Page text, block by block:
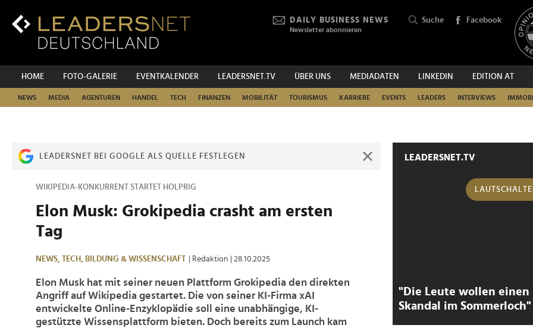
Inhalt
DAILY BUSINESS NEWS
Newsletter abonnieren
Suche Facebook
HOME FOTO-GALERIE EVENTKALENDER LEADERSNET.TV ÜBER UNS MEDIADATEN LINKEDIN EDITION AT
NEWS MEDIA AGENTUREN HANDEL TECH FINANZEN MOBILITÄT TOURISMUS KARRIERE EVENTS LEADERS INTERVIEWS
SUCHEN
LEADERSNET BEI GOOGLE ALS QUELLE FESTLEGEN
WIKIPEDIA-KONKURRENT STARTET HOLPRIG
Elon Musk: Grokipedia crasht am ersten
Tag
NEWS, TECH, BILDUNG & WISSENSCHAFT | Redaktion | 28.10.2025
Elon Musk hat mit seiner neuen Plattform Grokipedia den direkten
Angriff auf Wikipedia gestartet. Die von seiner KI-Firma xAI
entwickelte Online-Enzyklopädie soll eine unabhängige, KI-
gestützte Wissensplattform bieten. Doch bereits zum Launch kam
LEADERSNET.TV
"Die Leute wollen einen
Skandal im Sommerloch"